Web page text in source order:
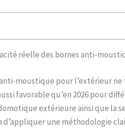
réelle des bornes anti-
moustique pour l’extérieur
favorable qu’en 2026 pour
extérieure ainsi que la
d’appliquer une méthodologie